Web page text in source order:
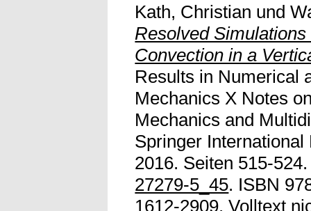
Kath, Christian und
Resolved
Convection in a
Results in Numerical
Mechanics X Notes
Mechanics and
Springer
2016. Seiten 515-
27279-5_45. ISBN
1612-2909. Volltext